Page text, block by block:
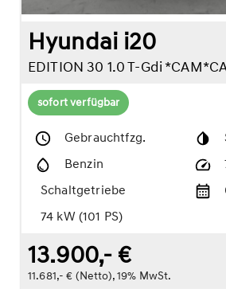
Hyundai i20
sofort verfügbar
Gebrauchtfzg.
Benzin
Schaltgetriebe
74 kW (101 PS)
13.900,- €
11.681,- € (Netto), 19% MwSt.